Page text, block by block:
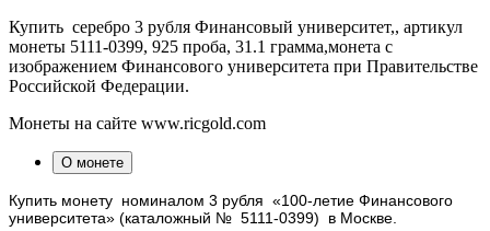
Купить серебро 3 рубля Финансовый университет,, артикул
монеты 5111-0399, 925 проба, 31.1 грамма,монета с
изображением Финансового университета при Правительстве
Российской Федерации.
Монеты на сайте www.ricgold.com
О монете
Купить монету номиналом 3 рубля «100-летие Финансового
университета» (каталожный № 5111-0399) в Москве.